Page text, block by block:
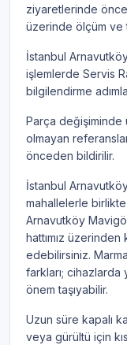
ziyaretlerinde önce
üzerinde ölçüm ve
İstanbul
işlemlerde Servis
bilgilendirme
Parça değişiminde
olmayan
önceden bildirilir.
İstanbul
mahallelerle birlikte
Arnavutköy
hattımız
edebilirsiniz.
farkları;
önem taşıyabilir.
Uzun süre kapalı
veya gürültü için